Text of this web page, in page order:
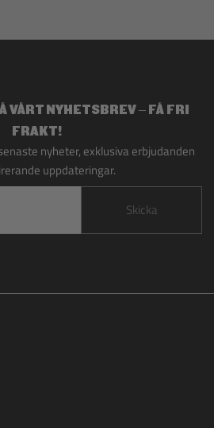
VÅRT NYHETSBREV – FÅ FRI
FRAKT!
nyheter, exklusiva erbjudanden
uppdateringar.
Skicka